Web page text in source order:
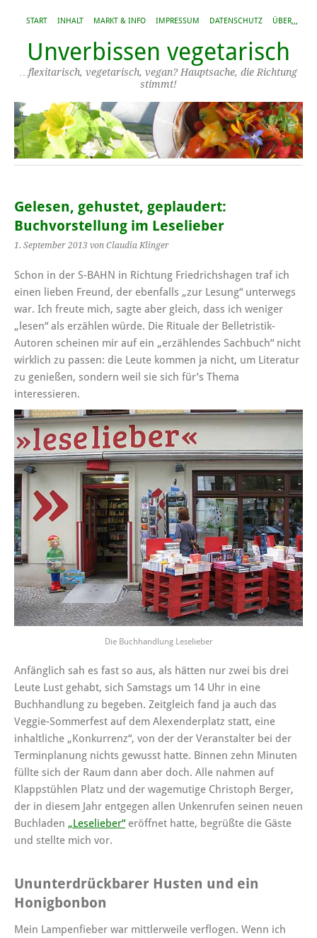
START INHALT MARKT & INFO IMPRESSUM DATENSCHUTZ ÜBER,,,
Unverbissen vegetarisch
…flexitarisch, vegetarisch, vegan? Hauptsache, die Richtung
stimmt!
Gelesen, gehustet, geplaudert:
Buchvorstellung im Leselieber
1. September 2013 von Claudia Klinger
Schon in der S-BAHN in Richtung Friedrichshagen traf ich
einen lieben Freund, der ebenfalls „zur Lesung“ unterwegs
war. Ich freute mich, sagte aber gleich, dass ich weniger
„lesen“ als erzählen würde. Die Rituale der Belletristik-
Autoren scheinen mir auf ein „erzählendes Sachbuch“ nicht
wirklich zu passen: die Leute kommen ja nicht, um Literatur
zu genießen, sondern weil sie sich für’s Thema
interessieren.
Die Buchhandlung Leselieber
Anfänglich sah es fast so aus, als hätten nur zwei bis drei
Leute Lust gehabt, sich Samstags um 14 Uhr in eine
Buchhandlung zu begeben. Zeitgleich fand ja auch das
Veggie-Sommerfest auf dem Alexenderplatz statt, eine
inhaltliche „Konkurrenz“, von der der Veranstalter bei der
Terminplanung nichts gewusst hatte. Binnen zehn Minuten
füllte sich der Raum dann aber doch. Alle nahmen auf
Klappstühlen Platz und der wagemutige Christoph Berger,
der in diesem Jahr entgegen allen Unkenrufen seinen neuen
Buchladen „Leselieber“eröffnet hatte, begrüßte die Gäste
und stellte mich vor.
Ununterdrückbarer Husten und ein
Honigbonbon
Mein Lampenfieber war mittlerweile verflogen. Wenn ich